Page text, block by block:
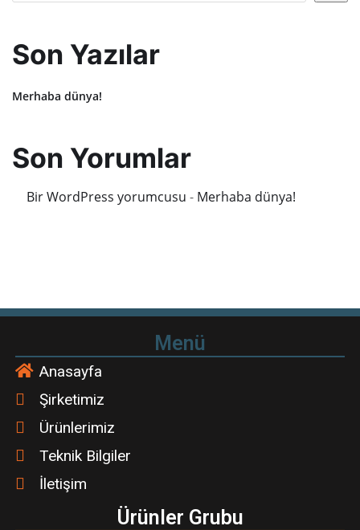
Son Yazılar
Merhaba dünya!
Son Yorumlar
Bir WordPress yorumcusu - Merhaba dünya!
Menü
Anasayfa
Şirketimiz
Ürünlerimiz
Teknik Bilgiler
İletişim
Ürünler Grubu